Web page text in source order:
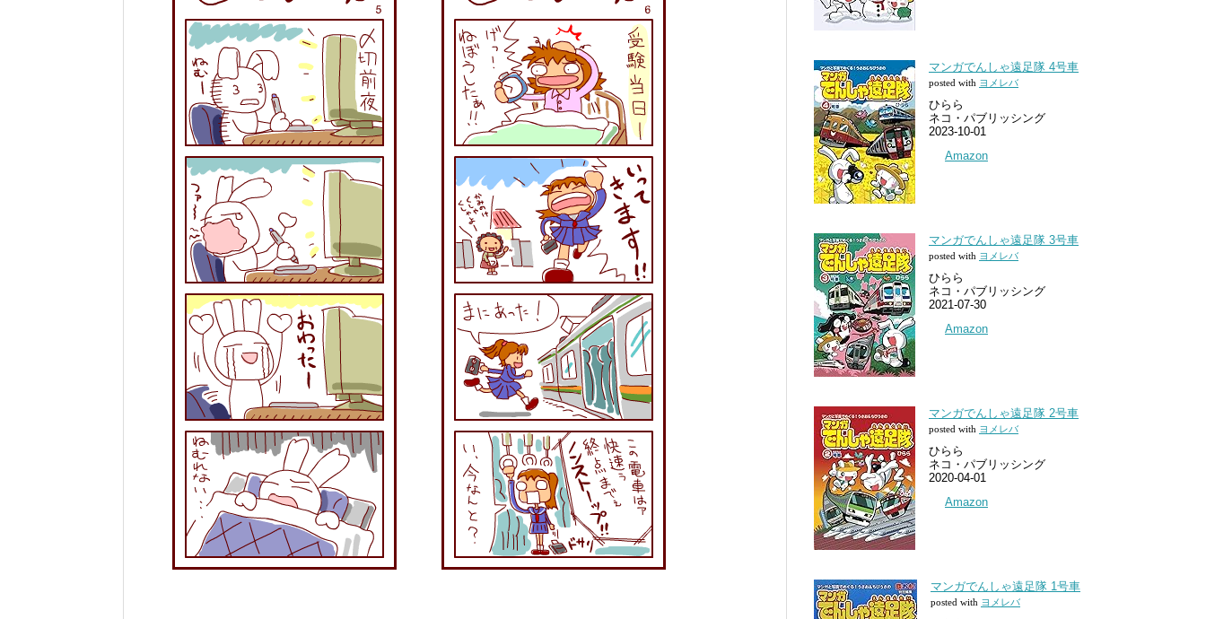
マンガでんしゃ遠足隊 4号車
posted with ヨメレバ
ひらら
ネコ・パブリッシング
2023-10-01
Amazon
マンガでんしゃ遠足隊 3号車
posted with ヨメレバ
ひらら
ネコ・パブリッシング
2021-07-30
Amazon
マンガでんしゃ遠足隊 2号車
posted with ヨメレバ
ひらら
ネコ・パブリッシング
2020-04-01
Amazon
マンガでんしゃ遠足隊 1号車
posted with ヨメレバ